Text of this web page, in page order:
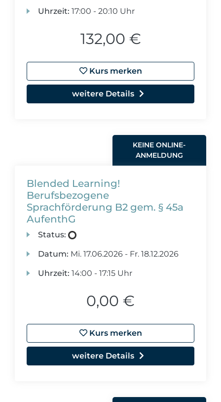
Uhrzeit: 17:00 - 20:10 Uhr
132,00 €
Kurs merken
weitere Details
KEINE ONLINE-
ANMELDUNG
Blended Learning!
Berufsbezogene
Sprachförderung B2 gem. § 45a
AufenthG
Status:
Datum: Mi. 17.06.2026 - Fr. 18.12.2026
Uhrzeit: 14:00 - 17:15 Uhr
0,00 €
Kurs merken
weitere Details